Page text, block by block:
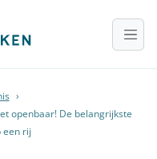
›
openbaar! De belangrijkste
een rij